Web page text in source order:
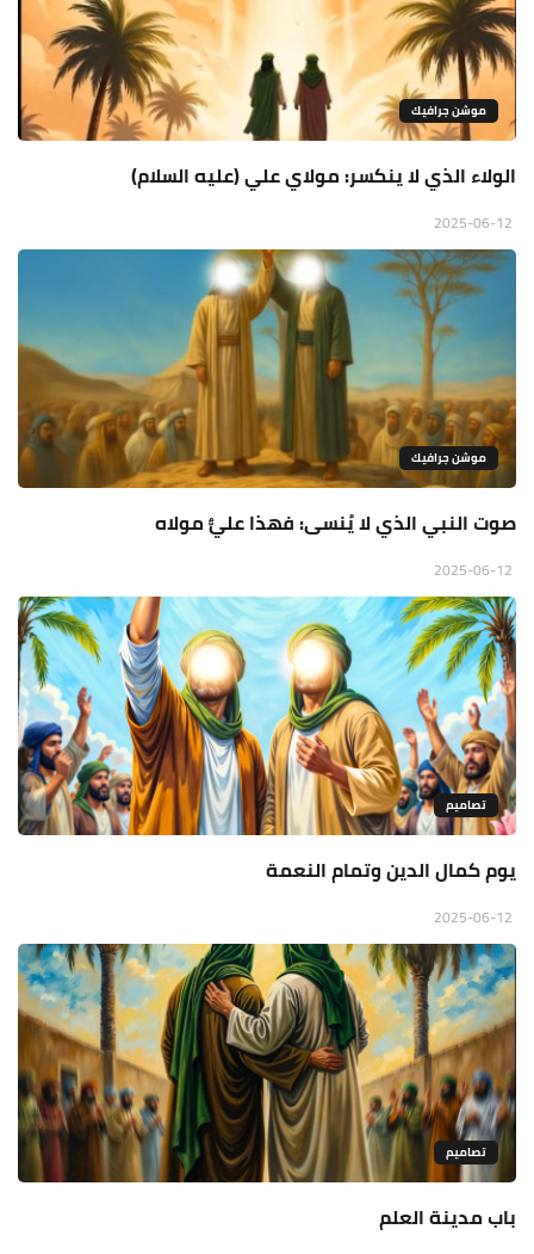
موشن جرافيك
الولاء الذي لا ينكسر: مولاي علي (عليه السلام)
موشن جرافيك
صوت النبي الذي لا يُنسى: فهذا عليٌّ مولاه
تصاميم
يوم كمال الدين وتمام النعمة
تصاميم
باب مدينة العلم